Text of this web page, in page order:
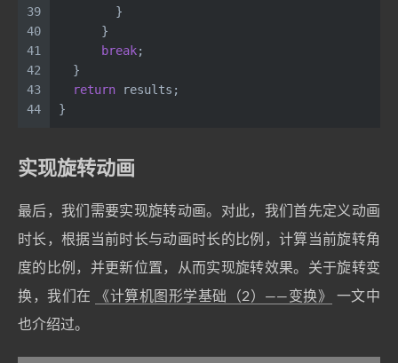
39
40
41
42
43
44
        }
      }
break;
  }
return results;
}
实现旋转动画
最后，我们需要实现旋转动画。对此，我们首先定义动画
时长，根据当前时长与动画时长的比例，计算当前旋转角
度的比例，并更新位置，从而实现旋转效果。关于旋转变
换，我们在
《计算机图形学基础（2）——变换》
一文中
也介绍过。